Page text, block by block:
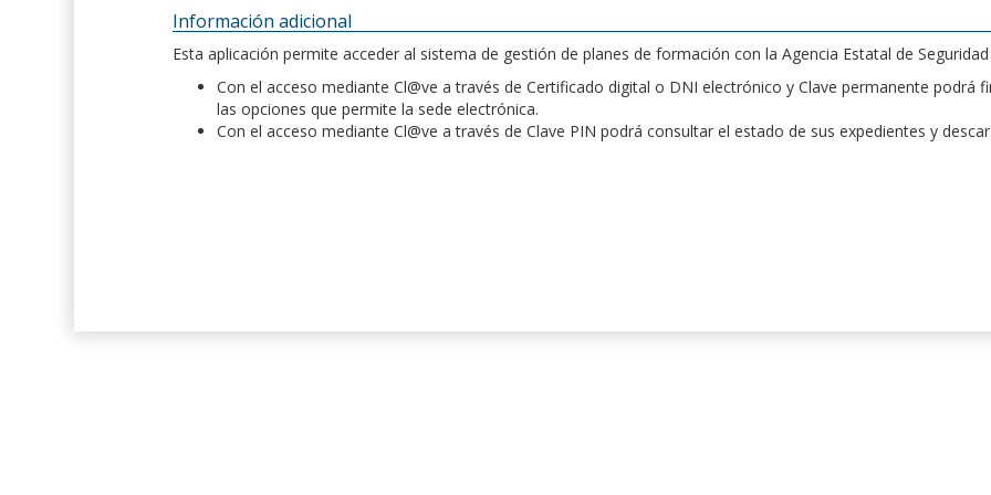
Información adicional
Esta aplicación permite acceder al sistema de gestión de planes de formación con la Agencia Estatal de
Con el acceso mediante Cl@ve a través de Certificado digital o DNI electrónico y Clave permanente podrá
las opciones que permite la sede electrónica.
Con el acceso mediante Cl@ve a través de Clave PIN podrá consultar el estado de sus expedientes y